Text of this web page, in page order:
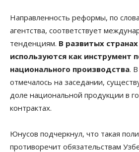
Направленность реформы, по
агентства, соответствует
тенденциям. В развитых
используются как инструмент
национального производства.
отмечалось на заседании,
доле национальной продукции в
контрактах.
Юнусов подчеркнул, что такая
противоречит обязательствам